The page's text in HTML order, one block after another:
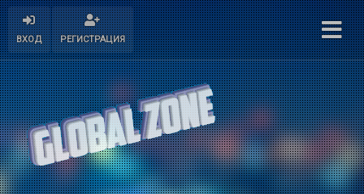
ВХОД РЕГИСТРАЦИЯ